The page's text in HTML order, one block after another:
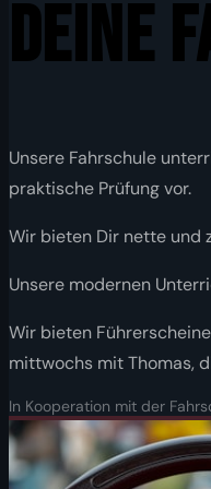
DEINE
Unsere Fahrschule
praktische Prüfung vor.
Wir bieten Dir nette und
Unsere modernen
Wir bieten
mittwochs mit Thomas,
In Kooperation mit der